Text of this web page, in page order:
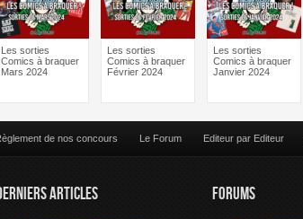
Les sorties
Comics à braquer
Mars 2024
Les sorties
Comics à braquer
Février 2024
Les sorties
Comics à braquer
Janvier 2024
de nos concours Le Forum Editeur par Editeur
ARTICLES FORUMS